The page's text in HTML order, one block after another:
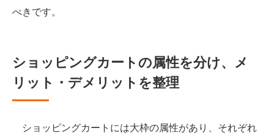
べきです。
ショッピングカートの属性を分け、メ
リット・デメリットを整理
ショッピングカートには大枠の属性があり、それぞれ